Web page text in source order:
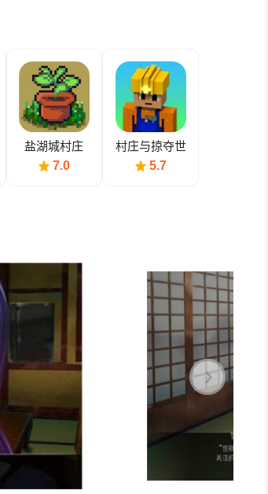
盐湖城村庄
7.0
村庄与掠夺世
界5.7